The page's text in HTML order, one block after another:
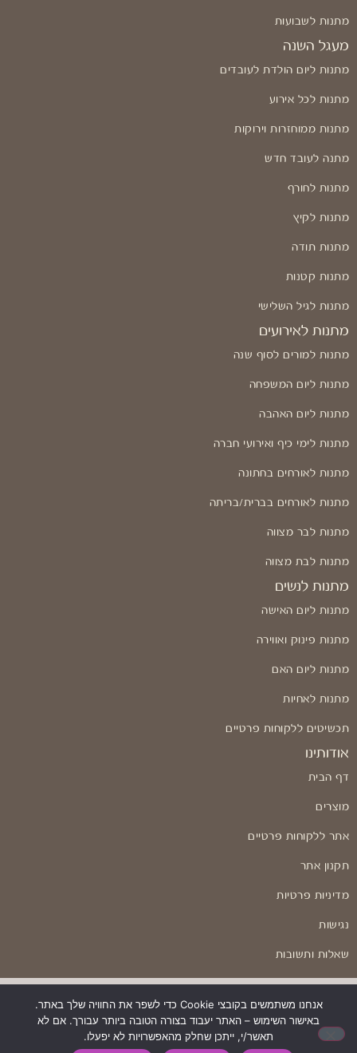
מתנות לשבועות
מעגל השנה
מתנות ליום הולדת לעובדים
מתנות לכל אירוע
מתנות ממוחזרות וירוקות
מתנה לעובד חדש
מתנות לחורף
מתנות לקיץ
מתנות תודה
מתנות קטנות
מתנות לגיל השלישי
מתנות לאירועים
מתנות למורים לסוף שנה
מתנות ליום המשפחה
מתנות ליום האהבה
מתנות לימי כיף ואירועי חברה
מתנות לאורחים בחתונה
מתנות לאורחים בברית/בריתה
מתנות לבר מצווה
מתנות לבת מצווה
מתנות לנשים
מתנות ליום האישה
מתנות פינוק ואווירה
מתנות ליום האם
מתנות לאחיות
תכשיטים ללקוחות פרטיים
אודותינו
דף הבית
מוצרים
אתר ללקוחות פרטיים
תקנון אתר
מדיניות פרטיות
נגישות
שאלות ותשובות
בניה ועיצוב: Odesign
אנחנו משתמשים בקובצי Cookie כדי לשפר את החוויה שלך באתר.
באישור השימוש – האתר יעבוד בצורה הטובה ביותר עבורך. אם לא
תאשר/י, ייתכן שחלק מהאפשרויות לא יפעלו.